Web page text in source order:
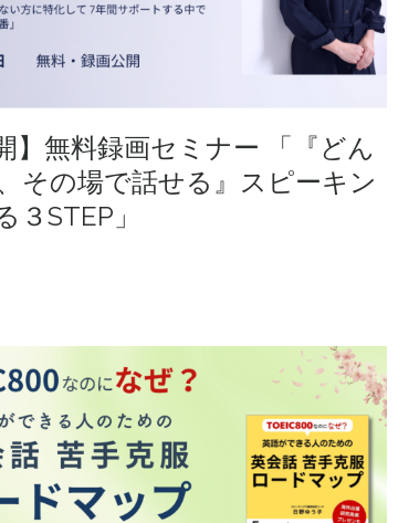
】無料録画セミナー 「『どん
その場で話せる』スピーキン
３STEP」